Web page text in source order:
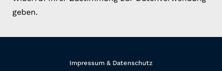
geben.
Impressum & Datenschutz